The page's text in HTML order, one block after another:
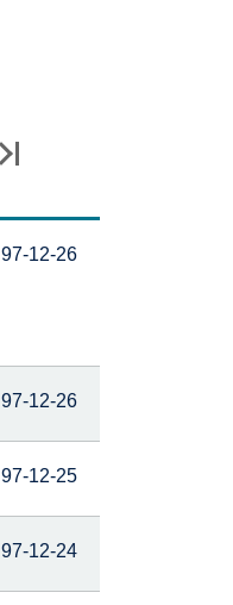
97-12-26
97-12-26
97-12-25
97-12-24